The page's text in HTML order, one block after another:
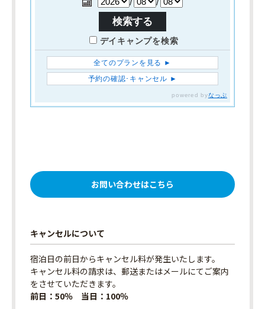
お問い合わせはこちら
キャンセルについて
宿泊日の前日からキャンセル料が発生いたします。
キャンセル料の請求は、郵送またはメールにてご案内
をさせていただきます。
前日：50％ 当日：100％